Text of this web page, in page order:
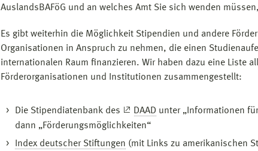
AuslandsBAFöG und an welches Amt Sie sich wenden
Es gibt weiterhin die Möglichkeit Stipendien und andere
Organisationen in Anspruch zu nehmen, die einen
internationalen Raum finanzieren. Wir haben dazu eine Liste
Förderorganisationen und Institutionen zusammengestellt:
Die Stipendiatenbank des DAAD unter „Informationen
dann „Förderungsmöglichkeiten“
Index deutscher Stiftungen (mit Links zu amerikanischen